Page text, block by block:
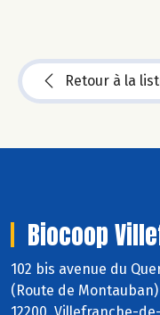
Retour à la
Biocoop
102 bis avenue du
(Route de Montauban)
12200 Villefranche-